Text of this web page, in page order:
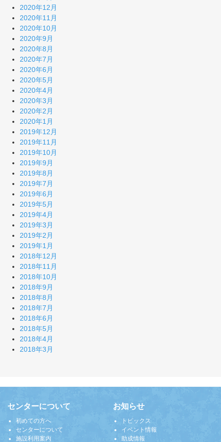
2020年12月
2020年11月
2020年10月
2020年9月
2020年8月
2020年7月
2020年6月
2020年5月
2020年4月
2020年3月
2020年2月
2020年1月
2019年12月
2019年11月
2019年10月
2019年9月
2019年8月
2019年7月
2019年6月
2019年5月
2019年4月
2019年3月
2019年2月
2019年1月
2018年12月
2018年11月
2018年10月
2018年9月
2018年8月
2018年7月
2018年6月
2018年5月
2018年4月
2018年3月
センターについて
初めての方へ
センターについて
施設利用案内
お知らせ
トピックス
イベント情報
助成情報